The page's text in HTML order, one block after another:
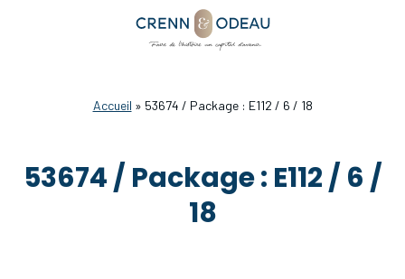
Accueil » 53674 / Package : E112 / 6 / 18
53674 / Package : E112 / 6 /
18